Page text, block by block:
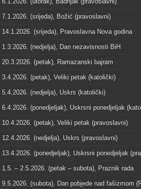
7.1.2026. (srijeda), Božić (pravoslavni)
14.1.2026. (srijeda), Pravoslavna Nova godina
1.3.2026. (nedjelja), Dan nezavisnosti BiH
20.3.2026. (petak), Ramazanski bajram
3.4.2026. (petak), Veliki petak (katolički)
5.4.2026. (nedjelja), Uskrs (katolički)
6.4.2026. (ponedjeljak), Uskrsni ponedjeljak
10.4.2026. (petak), Veliki petak (pravoslavni)
12.4.2026. (nedjelja), Uskrs (pravoslavni)
13.4.2026. (ponedjeljak), Uskrsni ponedjeljak
1.5. – 2.5.2026. (petak – subota), Praznik rada
9.5.2026. (subota), Dan pobjede nad fašizmom